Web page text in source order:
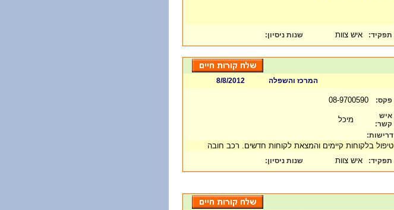
תפקיד: איש צוות שנות ניסיון:
המרכז והשפלה
8/8/2012
פקס:
איש
קשר:
מיכל
דרישות:
טיפול בלקוחות קיימים והמצאת לקוחות חדשים. רכב חובה
תפקיד: איש צוות שנות ניסיון: